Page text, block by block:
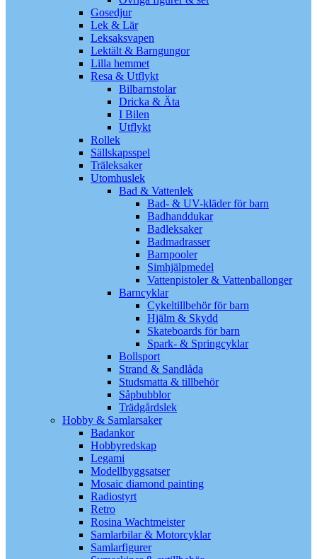
Gosedjur
Lek & Lär
Leksaksvapen
Lektält & Barngungor
Lilla hemmet
Resa & Utflykt
Bilbarnstolar
Dricka & Äta
I Bilen
Utflykt
Rollek
Sällskapsspel
Träleksaker
Utomhuslek
Bad & Vattenlek
Bad- & UV-kläder för barn
Badhanddukar
Badleksaker
Badmadrasser
Barnpooler
Simhjälpmedel
Vattenpistoler & Vattenballonger
Barncyklar
Cykeltillbehör för barn
Hjälm & Skydd
Skateboards för barn
Spark- & Springcyklar
Bollsport
Strand & Sandlåda
Studsmatta & tillbehör
Såpbubblor
Trädgårdslek
Hobby & Samlarsaker
Badankor
Hobbyredskap
Legami
Modellbyggsatser
Mosaic diamond painting
Radiostyrt
Retro
Rosina Wachtmeister
Samlarbilar & Motorcyklar
Samlarfigurer